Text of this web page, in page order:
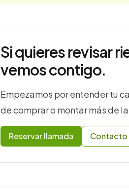
Si quieres revisar
vemos contigo.
Empezamos por entender tu
de comprar o montar más de
Reservar llamada Contacto